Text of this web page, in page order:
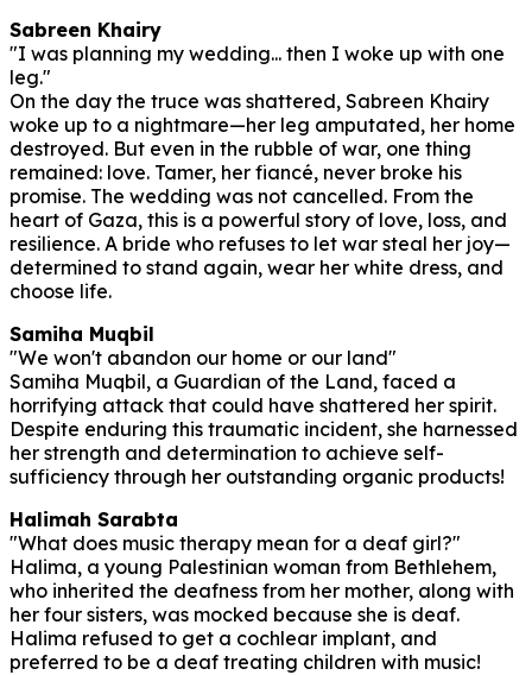
Sabreen Khairy
"I was planning my wedding... then I woke up with one
leg."
On the day the truce was shattered, Sabreen Khairy
woke up to a nightmare—her leg amputated, her home
destroyed. But even in the rubble of war, one thing
remained: love. Tamer, her fiancé, never broke his
promise. The wedding was not cancelled. From the
heart of Gaza, this is a powerful story of love, loss, and
resilience. A bride who refuses to let war steal her joy—
determined to stand again, wear her white dress, and
choose life.
Samiha Muqbil
"We won't abandon our home or our land"
Samiha Muqbil, a Guardian of the Land, faced a
horrifying attack that could have shattered her spirit.
Despite enduring this traumatic incident, she harnessed
her strength and determination to achieve self-
sufficiency through her outstanding organic products!
Halimah Sarabta
"What does music therapy mean for a deaf girl?"
Halima, a young Palestinian woman from Bethlehem,
who inherited the deafness from her mother, along with
her four sisters, was mocked because she is deaf.
Halima refused to get a cochlear implant, and
preferred to be a deaf treating children with music!